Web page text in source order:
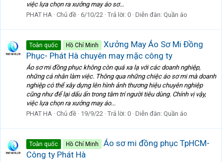
việc lựa chọn ra xưởng may áo sơ...
PHAT HA Chủ đề 6/10/22 Trả lời: 0 Diễn đàn: Quần áo
Toàn quốc Hồ Chí Minh
Xưởng May Áo Sơ Mi Đồng
Phục- Phát Hà chuyên may mặc công ty
Áo sơ mi đồng phục không còn quá xa lạ với các doanh nghiệp,
những cá nhân làm việc. Thông qua những chiệc áo sơ mi mà doanh
nghiệp có thể xây dựng lên hình ảnh thương hiệu chuyên nghiệp
cũng như để lại dấu ấn trong tâm trí người tiêu dùng. Chính vị vậy,
việc lựa chọn ra xưởng may áo...
PHAT HA Chủ đề 19/9/22 Trả lời: 0 Diễn đàn: Quần áo
Toàn quốc Hồ Chí Minh
Áo sơ mi đồng phục TpHCM-
Công ty Phát Hà